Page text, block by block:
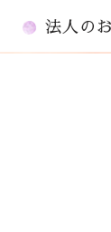
法人の